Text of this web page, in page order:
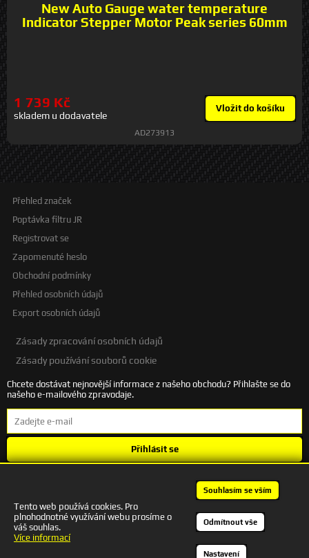
New Auto Gauge water temperature
Indicator Stepper Motor Peak series 60mm
1 739 Kč
skladem u dodavatele
Vložit do košíku
AD273913
Přehled značek
Poptávka filtru JR
Registrovat se
Zapomenuté heslo
Obchodní podmínky
Přehled osobních údajů
Export osobních údajů
Zásady zpracování osobních údajů
Zásady používání souborů cookie
Chcete dostávat nejnovější informace z našeho obchodu? Přihlašte se do
našeho e-mailového zpravodaje.
Přihlásit se
+420 601 245 172 | autodesigncb@gmail.com
Tento web používá cookies. Pro
plnohodnotné využívání webu prosíme o
váš souhlas.
Více informací
Souhlasím se vším
Odmítnout vše
Nastavení